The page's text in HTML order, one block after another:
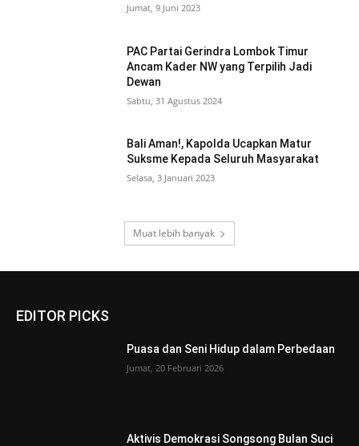
Jumat, 9 Juni 2023
PAC Partai Gerindra Lombok Timur
Ancam Kader NW yang Terpilih Jadi
Dewan
Sabtu, 31 Agustus 2024
Bali Aman!, Kapolda Ucapkan Matur
Suksme Kepada Seluruh Masyarakat
Selasa, 3 Januari 2023
Muat lebih banyak
EDITOR PICKS
Puasa dan Seni Hidup dalam Perbedaan
Jumat, 20 Februari 2026
Aktivis Demokrasi Songsong Bulan Suci